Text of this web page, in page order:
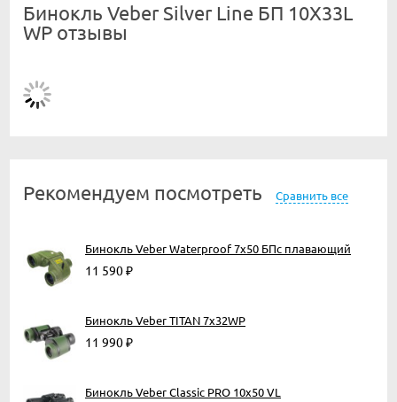
Бинокль Veber Silver Line БП 10X33L
WP отзывы
Рекомендуем посмотреть Сравнить все
Бинокль Veber Waterproof 7x50 БПс плавающий
11 590₽
Бинокль Veber TITAN 7x32WP
11 990₽
Бинокль Veber Classic PRO 10x50 VL